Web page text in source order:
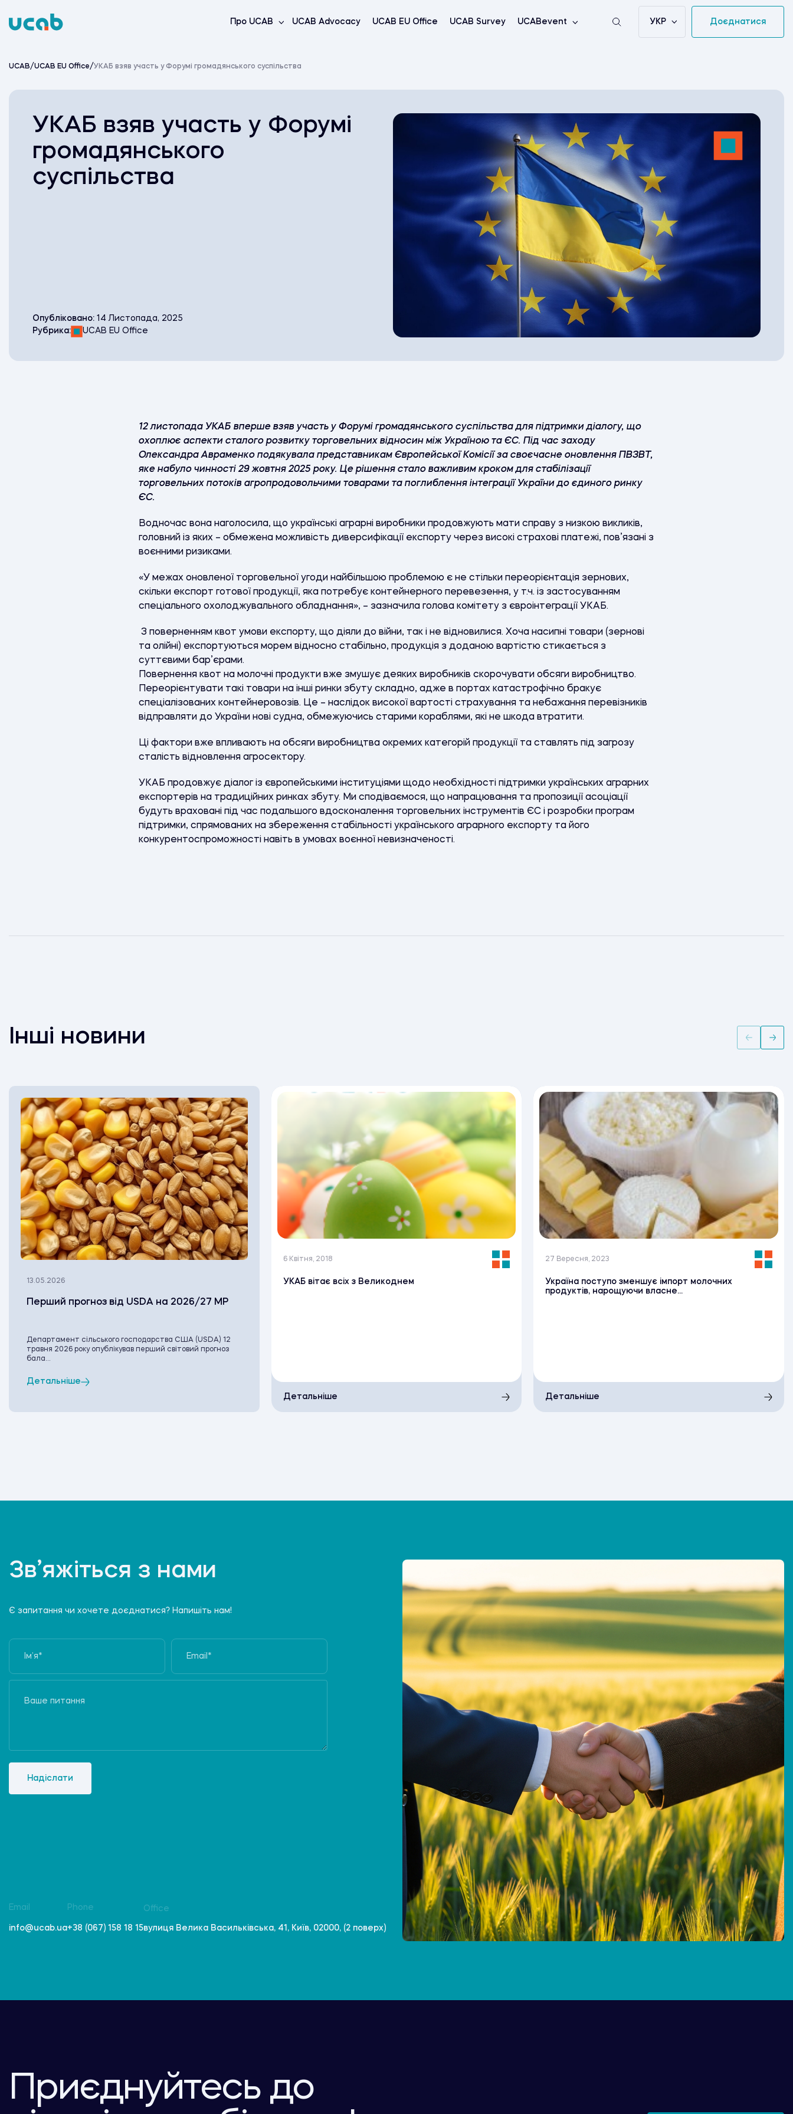
to
Про UCAB UCAB Advocacy UCAB EU Office UCAB Survey UCABevent УКР Доєднатися
UCAB/UCAB EU Office/УКАБ взяв участь у Форумі громадянського суспільства
УКАБ взяв участь у Форумі
громадянського
суспільства
Опубліковано: 14 Листопада, 2025
Рубрика:
UCAB EU Office
12 листопада УКАБ вперше взяв участь у Форумі громадянського суспільства для підтримки діалогу, що
охоплює аспекти сталого розвитку торговельних відносин між Україною та ЄС. Під час заходу
Олександра Авраменко подякувала представникам Європейської Комісії за своєчасне оновлення ПВЗВТ,
яке набуло чинності 29 жовтня 2025 року. Це рішення стало важливим кроком для стабілізації
торговельних потоків агропродовольчими товарами та поглиблення інтеграції України до єдиного ринку
ЄС.
Водночас вона наголосила, що українські аграрні виробники продовжують мати справу з низкою викликів,
головний із яких – обмежена можливість диверсифікації експорту через високі страхові платежі, пов’язані з
воєнними ризиками.
«У межах оновленої торговельної угоди найбільшою проблемою є не стільки переорієнтація зернових,
скільки експорт готової продукції, яка потребує контейнерного перевезення, у т.ч. із застосуванням
спеціального охолоджувального обладнання», – зазначила голова комітету з євроінтеграції УКАБ.
З поверненням квот умови експорту, що діяли до війни, так і не відновилися. Хоча насипні товари (зернові
та олійні) експортуються морем відносно стабільно, продукція з доданою вартістю стикається з
суттєвими бар’єрами.
Повернення квот на молочні продукти вже змушує деяких виробників скорочувати обсяги виробництво.
Переорієнтувати такі товари на інші ринки збуту складно, адже в портах катастрофічно бракує
спеціалізованих контейнеровозів. Це – наслідок високої вартості страхування та небажання перевізників
відправляти до України нові судна, обмежуючись старими кораблями, які не шкода втратити.
Ці фактори вже впливають на обсяги виробництва окремих категорій продукції та ставлять під загрозу
сталість відновлення агросектору.
УКАБ продовжує діалог із європейськими інституціями щодо необхідності підтримки українських аграрних
експортерів на традиційних ринках збуту. Ми сподіваємося, що напрацювання та пропозиції асоціації
будуть враховані під час подальшого вдосконалення торговельних інструментів ЄС і розробки програм
підтримки, спрямованих на збереження стабільності українського аграрного експорту та його
конкурентоспроможності навіть в умовах воєнної невизначеності.
Інші новини
13.05.2026
Перший прогноз від USDA на 2026/27 МР
Департамент сільського господарства США (USDA) 12
травня 2026 року опублікував перший світовий прогноз
бала...
Детальніше
6 Квітня, 2018
УКАБ вітає всіх з Великоднем
Детальніше
27 Вересня, 2023
Україна поступо зменшує імпорт молочних
продуктів, нарощуючи власне...
Детальніше
Зв’яжіться з нами
Є запитання чи хочете доєднатися? Напишіть нам!
Надіслати
Email
info@ucab.ua
Phone
+38 (067) 158 18 15
Office
вулиця Велика Васильківська, 41, Київ, 02000, (2 поверх)
Приєднуйтесь до